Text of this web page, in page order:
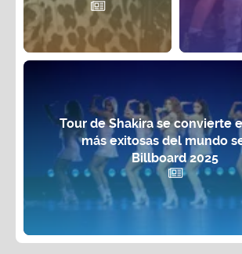
Tour de Shakira se convierte
más exitosas del mundo
Billboard 2025